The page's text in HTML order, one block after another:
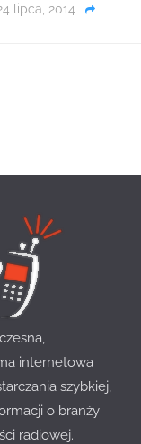
lipca, 2014
internetowa
szybkiej,
o branży
radiowej.